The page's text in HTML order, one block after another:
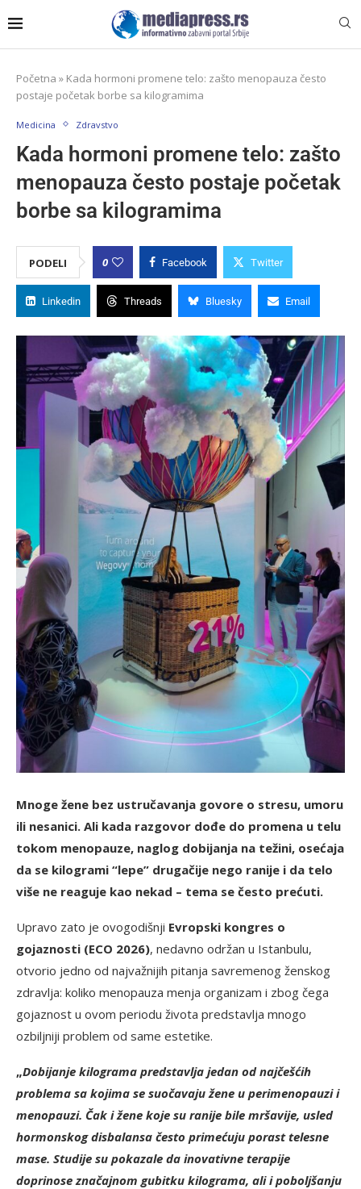
Početna » Kada hormoni promene telo: zašto menopauza često
postaje početak borbe sa kilogramima
Medicina Zdravstvo
Kada hormoni promene telo: zašto
menopauza često postaje početak
borbe sa kilogramima
PODELI 0 Facebook Twitter
Linkedin Threads Bluesky Email
Mnoge žene bez ustručavanja govore o stresu, umoru
ili nesanici. Ali kada razgovor dođe do promena u telu
tokom menopauze, naglog dobijanja na težini, osećaja
da se kilogrami “lepe” drugačije nego ranije i da telo
više ne reaguje kao nekad – tema se često prećuti.
Upravo zato je ovogodišnji Evropski kongres o
gojaznosti (ECO 2026), nedavno održan u Istanbulu,
otvorio jedno od najvažnijih pitanja savremenog ženskog
zdravlja: koliko menopauza menja organizam i zbog čega
gojaznost u ovom periodu života predstavlja mnogo
ozbiljniji problem od same estetike.
„Dobijanje kilograma predstavlja jedan od najčešćih
problema sa kojima se suočavaju žene u perimenopauzi i
menopauzi. Čak i žene koje su ranije bile mršavije, usled
hormonskog disbalansa često primećuju porast telesne
mase. Studije su pokazale da inovativne terapije
doprinose značajnom gubitku kilograma, ali i poboljšanju